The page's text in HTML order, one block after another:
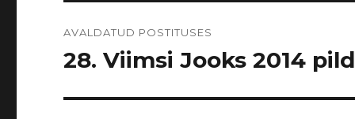
AVALDATUD POSTITUSES
28. Viimsi Jooks 2014